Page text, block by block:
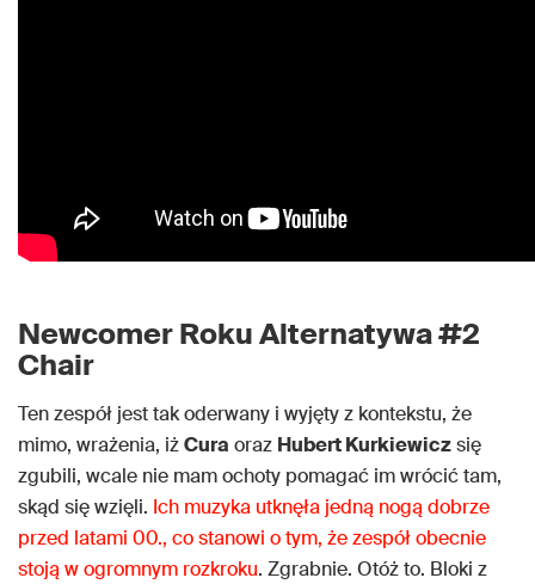
Newcomer Roku Alternatywa #2
Chair
Ten zespół jest tak oderwany i wyjęty z kontekstu, że
mimo, wrażenia, iżCura oraz Hubert Kurkiewiczsię
zgubili, wcale nie mam ochoty pomagać im wrócić tam,
skąd się wzięli. Ich muzyka utknęła jedną nogą dobrze
przed latami 00., co stanowi o tym, że zespół obecnie
stoją w ogromnym rozkroku. Zgrabnie. Otóż to. Bloki z